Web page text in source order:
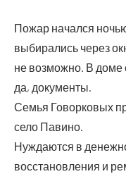
Пожар начал­ся
выби­ра­лись через
не воз­мож­но. В
да, документы.
Семья Говор­ко­вых
село Павино.
Нуж­да­ют­ся в
вос­ста­нов­ле­ния и